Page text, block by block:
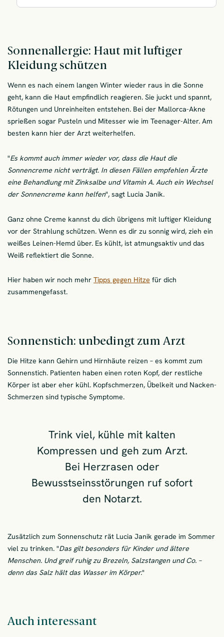
Sonnenallergie: Haut mit luftiger
Kleidung schützen
Wenn es nach einem langen Winter wieder raus in die Sonne
geht, kann die Haut empfindlich reagieren. Sie juckt und spannt,
Rötungen und Unreinheiten entstehen. Bei der Mallorca-Akne
sprießen sogar Pusteln und Mitesser wie im Teenager-Alter. Am
besten kann hier der Arzt weiterhelfen.
"Es kommt auch immer wieder vor, dass die Haut die
Sonnencreme nicht verträgt. In diesen Fällen empfehlen Ärzte
eine Behandlung mit Zinksalbe und Vitamin A. Auch ein Wechsel
der Sonnencreme kann helfen", sagt Lucia Janik.
Ganz ohne Creme kannst du dich übrigens mit luftiger Kleidung
vor der Strahlung schützen. Wenn es dir zu sonnig wird, zieh ein
weißes Leinen-Hemd über. Es kühlt, ist atmungsaktiv und das
Weiß reflektiert die Sonne.
Hier haben wir noch mehr Tipps gegen Hitze für dich
zusammengefasst.
Sonnenstich: unbedingt zum Arzt
Die Hitze kann Gehirn und Hirnhäute reizen – es kommt zum
Sonnenstich. Patienten haben einen roten Kopf, der restliche
Körper ist aber eher kühl. Kopfschmerzen, Übelkeit und Nacken-
Schmerzen sind typische Symptome.
Trink viel, kühle mit kalten
Kompressen und geh zum Arzt.
Bei Herzrasen oder
Bewusstseinsstörungen ruf sofort
den Notarzt.
Zusätzlich zum Sonnenschutz rät Lucia Janik gerade im Sommer
viel zu trinken. "Das gilt besonders für Kinder und ältere
Menschen. Und greif ruhig zu Brezeln, Salzstangen und Co. –
denn das Salz hält das Wasser im Körper."
Auch interessant